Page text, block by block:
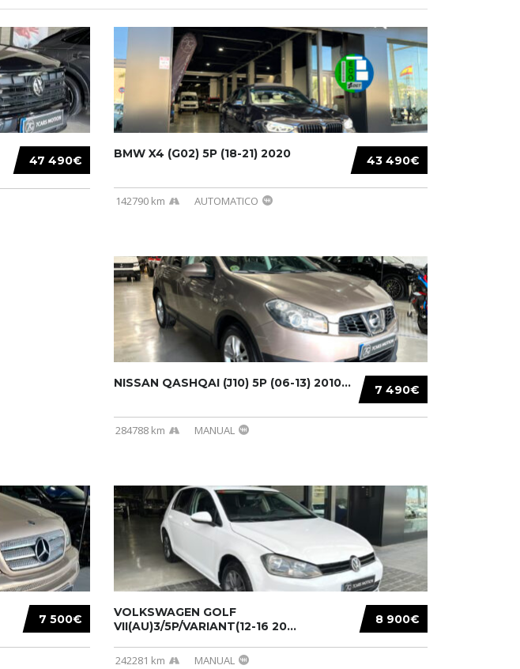
47 490€ 43 490€
BMW X4 (G02) 5P (18-21) 2020
142790 km AUTOMATICO
7 490€
NISSAN QASHQAI (J10) 5P (06-13) 2010...
284788 km MANUAL
7 500€ 8 900€
VOLKSWAGEN GOLF
VII(AU)3/5P/VARIANT(12-16 20...
242281 km MANUAL